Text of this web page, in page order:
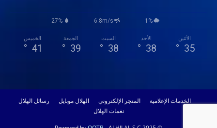
27% 6.8m/s 1%
الخميس
41
°
الجمعة
39
°
السبت
38
°
الأحد
38
°
الأثنين
35
°
الخدمات الإعلامية المتجر الإلكتروني الهلال موبايل
رسائل الهلال
نغمات الهلال